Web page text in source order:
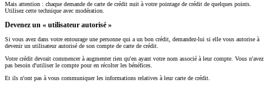
Mais attention : chaque demande de carte de crédit nuit à votre pointage de crédit de quelques points.
Utilisez cette technique avec modération.
Devenez un « utilisateur autorisé »
Si vous avez dans votre entourage une personne qui a un bon crédit, demandez-lui si elle vous autorise à
devenir un utilisateur autorisé de son compte de carte de crédit.
Votre crédit devrait commencer à augmenter rien qu'en ayant votre nom associé à leur compte. Vous n'avez
pas besoin d'utiliser le compte pour en récolter les bénéfices.
Et ils n'ont pas à vous communiquer les informations relatives à leur carte de crédit.